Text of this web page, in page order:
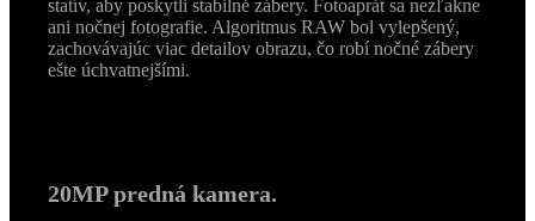
statív, aby poskytli stabilné zábery. Fotoaprát sa nezľakne
ani nočnej fotografie. Algoritmus RAW bol vylepšený,
zachovávajúc viac detailov obrazu, čo robí nočné zábery
ešte úchvatnejšími.
20MP predná kamera.